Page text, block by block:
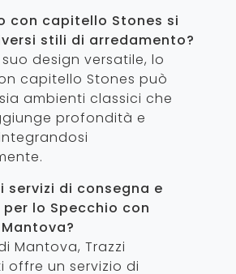
con capitello Stones si
stili di arredamento?
design versatile, lo
capitello Stones può
ambienti classici che
profondità e
servizi di consegna e
lo Specchio con
Mantova, Trazzi
offre un servizio di